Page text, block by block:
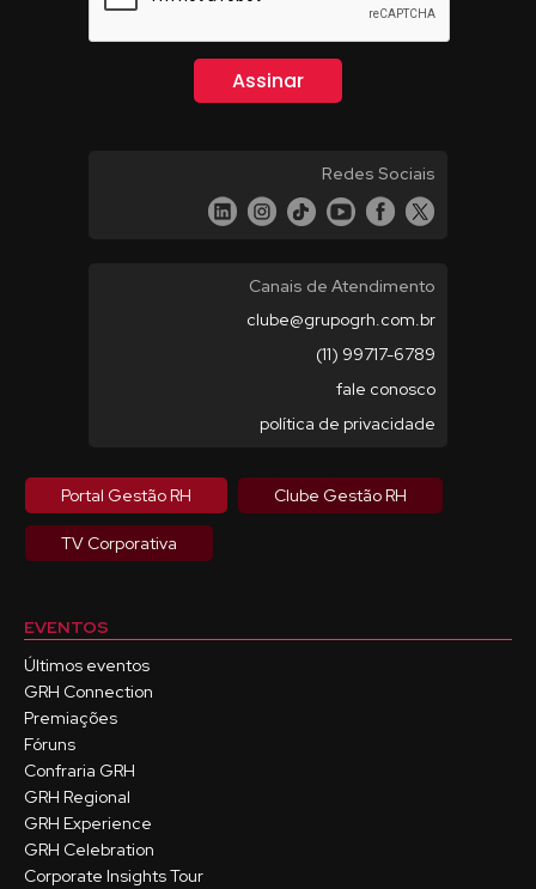
Redes Sociais
Canais de Atendimento
clube@grupogrh.com.br
(11) 99717-6789
fale conosco
política de privacidade
Portal Gestão RH Clube Gestão RH
TV Corporativa
EVENTOS
Últimos eventos
GRH Connection
Premiações
Fóruns
Confraria GRH
GRH Regional
GRH Experience
GRH Celebration
Corporate Insights Tour